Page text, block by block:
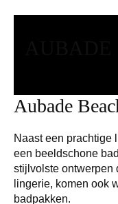
Aubade
Naast een prachtige
een beeldschone
stijlvolste ontwerpen
lingerie, komen ook
badpakken.